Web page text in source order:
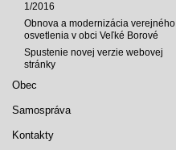
1/2016
Obnova a modernizácia verejného
osvetlenia v obci Veľké Borové
Spustenie novej verzie webovej
stránky
Obec
Samospráva
Kontakty